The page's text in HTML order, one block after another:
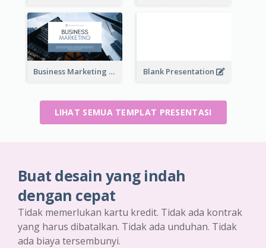
Business Marketing Presentation Blank Presentation
LIHAT SEMUA TEMPLAT PRESENTASI
Buat desain yang indah
dengan cepat
Tidak memerlukan kartu kredit. Tidak ada kontrak
yang harus dibatalkan. Tidak ada unduhan. Tidak
ada biaya tersembunyi.